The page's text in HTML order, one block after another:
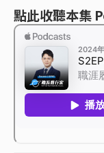
點此收聽本集